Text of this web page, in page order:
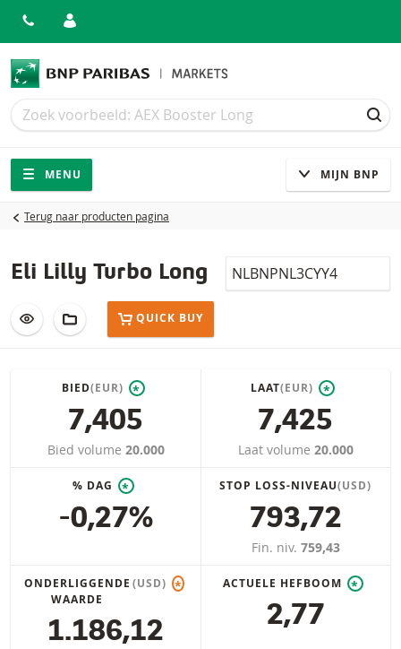
Zoek
Zoek
Navigatie
Site navigatie
MENU MIJN BNP
Terug naar producten pagina
Eli Lilly Turbo Long Isin
VOEG TOE AAN WATCHLIST
AAN PORTFOLIO TOEVOEGEN
QUICK BUY
BIED(EUR) *
7,405
Bied volume 20.000
LAAT(EUR) *
7,425
Laat volume 20.000
% DAG *
-0,27%
STOP LOSS-NIVEAU(USD)
793,72
Fin. niv. 759,43
ONDERLIGGENDE
WAARDE
(USD) *
1.186,12
ACTUELE HEFBOOM *
2,77